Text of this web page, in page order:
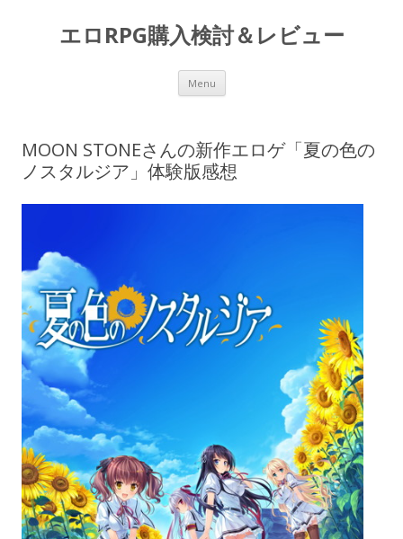
エロRPG購入検討＆レビュー
Menu Skip to content
MOON STONEさんの新作エロゲ「夏の色の
ノスタルジア」体験版感想